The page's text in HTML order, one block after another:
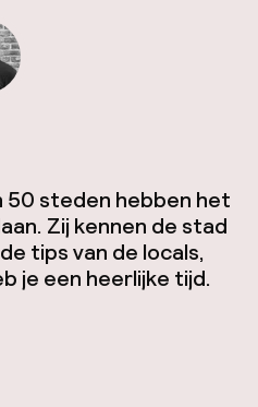
50 steden hebben het
Zij kennen de stad
tips van de locals,
je een heerlijke tijd.